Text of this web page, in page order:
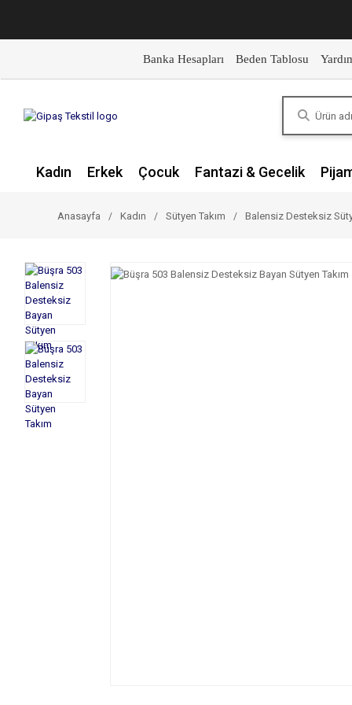
Banka Hesapları Beden Tablosu
Kadın Erkek Çocuk Fantazi & Gecelik
Anasayfa Kadın Sütyen Takım Balensiz Desteksiz